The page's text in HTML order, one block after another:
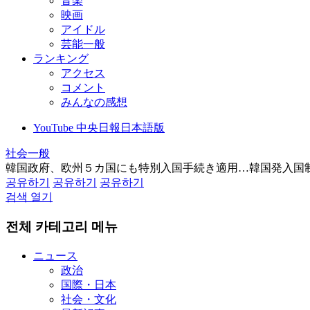
映画
アイドル
芸能一般
ランキング
アクセス
コメント
みんなの感想
YouTube 中央日報日本語版
社会一般
韓国政府、欧州５カ国にも特別入国手続き適用…韓国発入国
공유하기
공유하기
공유하기
검색 열기
전체 카테고리 메뉴
ニュース
政治
国際・日本
社会・文化